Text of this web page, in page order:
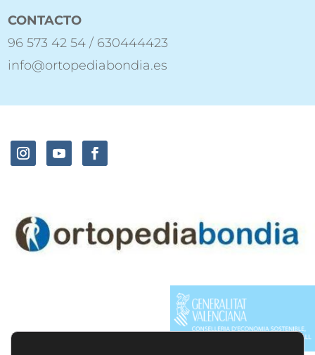
CONTACTO
96 573 42 54 / 630444423
info@ortopediabondia.es